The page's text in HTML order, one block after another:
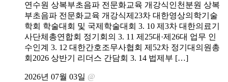
연수원 상복부초음파 전문화교육 개강식인천분원 상복
부초음파 전문화교육 개강식제23차 대한영상의학기술
학회 학술대회 및 국제학술대회 3. 10 제3차 대한의료기
사단체총연합회 정기회의 3. 11 제25대·제26대 업무 인
수인계 3. 12 대한간호조무사협회 제52차 정기대의원총
회2026 상반기 리더스 간담회 3. 14 법제부 […]
2026년 07월 03일 @